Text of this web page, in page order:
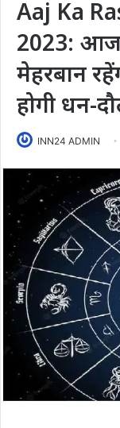
Aaj Ka
2023: आज
मेहरबान
होगी धन-
INN24 ADMIN